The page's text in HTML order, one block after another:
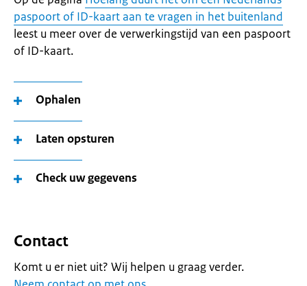
paspoort of ID-kaart aan te vragen in het buitenland
leest u meer over de verwerkingstijd van een paspoort
of ID-kaart.
Ophalen
Laten opsturen
Check uw gegevens
Contact
Komt u er niet uit? Wij helpen u graag verder.